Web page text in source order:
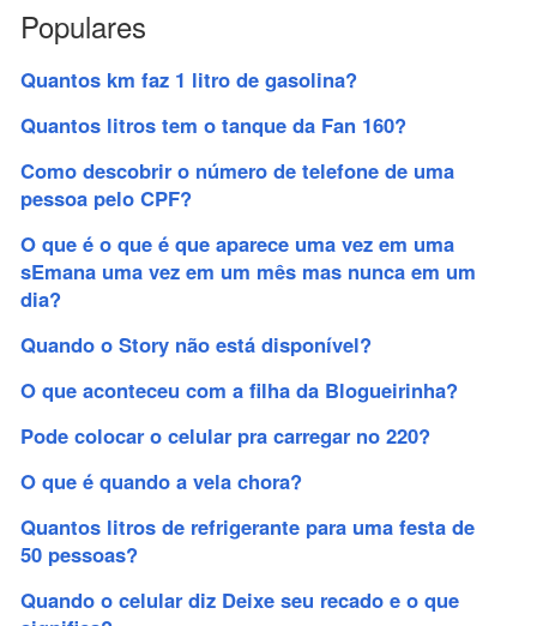
Populares
Quantos km faz 1 litro de gasolina?
Quantos litros tem o tanque da Fan 160?
Como descobrir o número de telefone de uma
pessoa pelo CPF?
O que é o que é que aparece uma vez em uma
sEmana uma vez em um mês mas nunca em um
dia?
Quando o Story não está disponível?
O que aconteceu com a filha da Blogueirinha?
Pode colocar o celular pra carregar no 220?
O que é quando a vela chora?
Quantos litros de refrigerante para uma festa de
50 pessoas?
Quando o celular diz Deixe seu recado e o que